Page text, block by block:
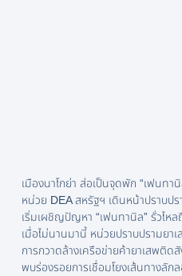
เมืองนาโกย่า ส่อเป็นจุดพัก “เฟนทา
หน่วย DEA สหรัฐฯ เดินหน้าปราบ
เริ่มเผชิญปัญหา “เฟนทานิล” รั่วไห
เมื่อไม่นานมานี้ หน่วยปราบปรามย
การกวาดล้างเครือข่ายค้ายาเสพติด
พบร่องรอยการเชื่อมโยงเส้นทางลัก